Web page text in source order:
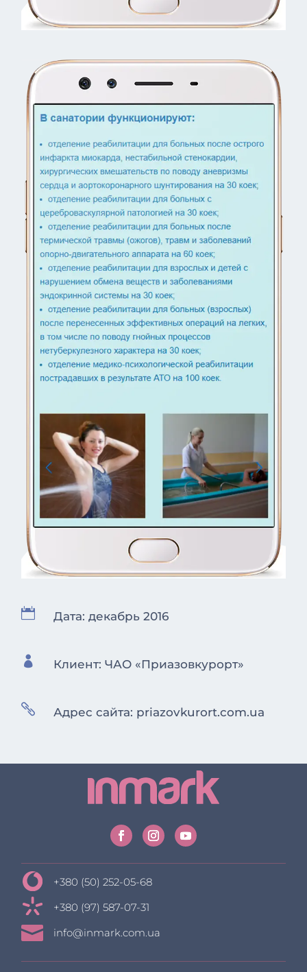
 Дата: декабрь 2016
 Клиент: ЧАО «Приазовкурорт»
 Адрес сайта: priazovkurort.com.ua
+380 (50) 252-05-68
+380 (97) 587-07-31
 info@inmark.com.ua